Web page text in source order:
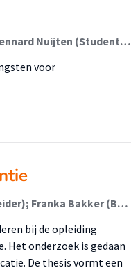
Gerdien Kramer (Student); Johanneke Penninkhof (Student); Lennard Nuijten (Student); Marije van der Wal (Student); Klazien van Hulst (Begeleider)
voor
Johanneke van der Bijl (Student); Carolien van Leussen (Begeleider); Franka Bakker (Begeleider); Jan Jukema (Begeleider)
bij de opleiding
Het onderzoek is gedaan
De thesis vormt een